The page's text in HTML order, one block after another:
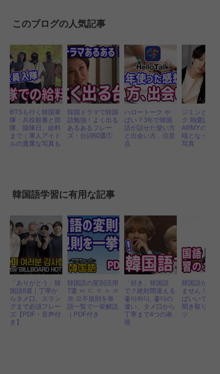
このブログの人気記事
BTSも行く韓国軍
隊：兵役順番と部
隊、除隊日、給料
まで｜軍人アイド
ルの貴重な写真も
韓国ドラマで韓国
語勉強！よく出る
あるあるフレー
ズ・台詞60選①
ハロートーク や
ばい？3年で韓国
語が話せた使い方
と出会い方、注意
点
ジミンとジ
ク 熱愛説？
ARMYの妄
端となった1
写真
韓国語学習に有用な記事
「ありがとう」韓
国語8選｜丁寧か
らタメ口、スラン
グまで必須フレー
ズ【PDF・音声付
き】
韓国語の変則活用
7選 ㅂ ㄷ ㅎ ㅅ ㄹ
르 으不規則を単
語一覧で一挙解説
｜PDF付き
「好き」韓国語
で？絶対間違える
좋아하다, 좋다の
違い、タメ口から
丁寧まで4つの表
現
韓国語が聞
ません！ど
ばいいです
聞き取り練
ツ